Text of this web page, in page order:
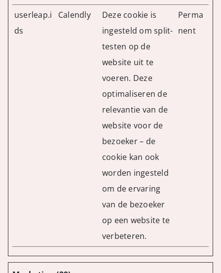
userleap.i
ds
Calendly
Deze cookie is
ingesteld om split-
testen op de
website uit te
voeren. Deze
optimaliseren de
relevantie van de
website voor de
bezoeker – de
cookie kan ook
worden ingesteld
om de ervaring
van de bezoeker
op een website te
verbeteren.
Perma
nent